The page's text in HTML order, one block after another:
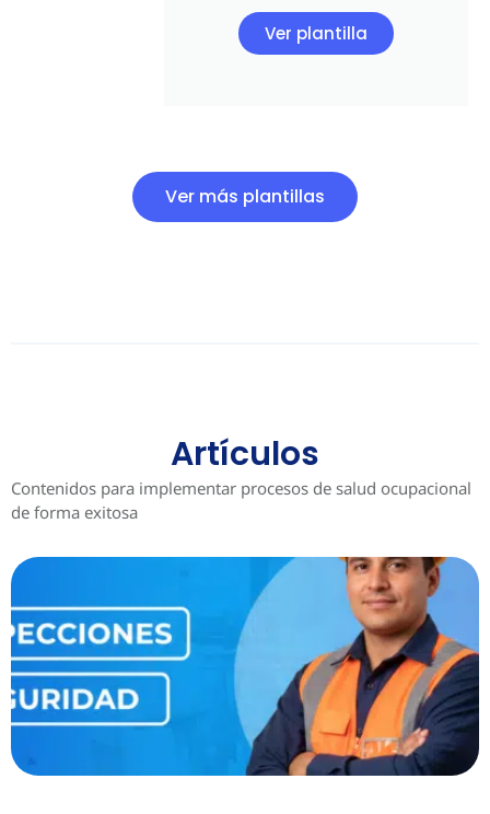
Ver plantilla
Ver más plantillas
Artículos
Contenidos para implementar procesos de salud ocupacional
de forma exitosa